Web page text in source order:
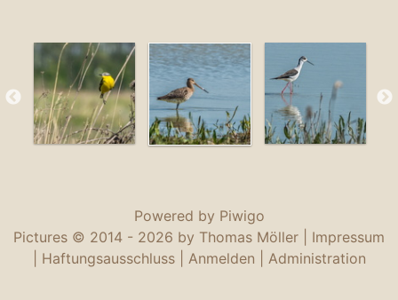
Powered by Piwigo
Pictures © 2014 - 2026 by Thomas Möller | Impressum
Haftungsausschluss| Anmelden Administration